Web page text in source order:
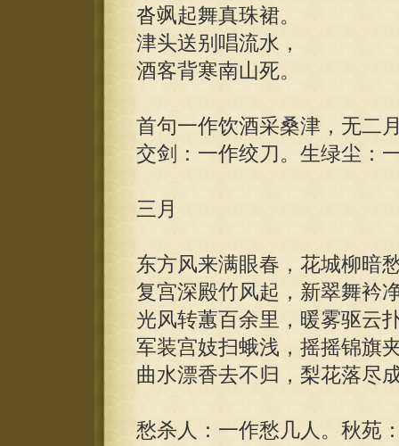
沓飒起舞真珠裙。
津头送别唱流水，
酒客背寒南山死。
首句一作饮酒采桑津，无二
交剑：一作绞刀。生绿尘：
三月
东方风来满眼春，花城柳暗
复宫深殿竹风起，新翠舞衿
光风转蕙百余里，暖雾驱云
军装宫妓扫蛾浅，摇摇锦旗
曲水漂香去不归，梨花落尽
愁杀人：一作愁几人。秋苑